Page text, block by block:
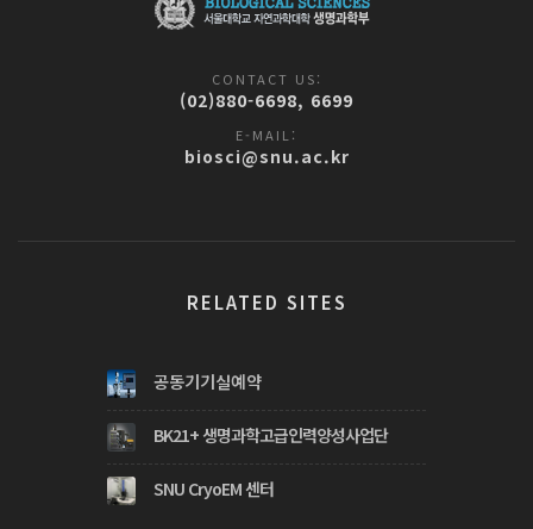
CONTACT US:
(02)880-6698, 6699
E-MAIL:
biosci@snu.ac.kr
RELATED SITES
공동기기실예약
BK21+ 생명과학고급인력양성사업단
SNU CryoEM 센터